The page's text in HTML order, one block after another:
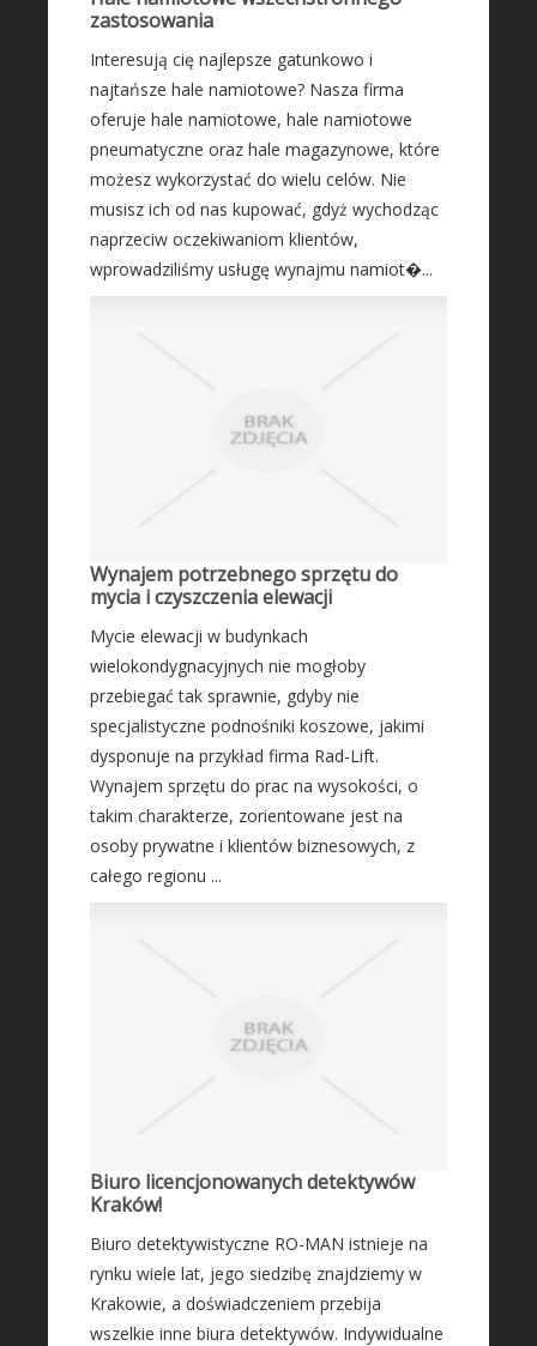
Leczenie
Sprzęt Medyczny
SOFTWARE
Oprogramowanie
Strony Internetowe
KONTAKT
zastosowania
Interesują cię najlepsze gatunkowo i
najtańsze hale namiotowe? Nasza firma
oferuje hale namiotowe, hale namiotowe
pneumatyczne oraz hale magazynowe, które
możesz wykorzystać do wielu celów. Nie
musisz ich od nas kupować, gdyż wychodząc
naprzeciw oczekiwaniom klientów,
wprowadziliśmy usługę wynajmu namiot�...
Wynajem potrzebnego sprzętu do
mycia i czyszczenia elewacji
Mycie elewacji w budynkach
wielokondygnacyjnych nie mogłoby
przebiegać tak sprawnie, gdyby nie
specjalistyczne podnośniki koszowe, jakimi
dysponuje na przykład firma Rad-Lift.
Wynajem sprzętu do prac na wysokości, o
takim charakterze, zorientowane jest na
osoby prywatne i klientów biznesowych, z
całego regionu ...
Biuro licencjonowanych detektywów
Kraków!
Biuro detektywistyczne RO-MAN istnieje na
rynku wiele lat, jego siedzibę znajdziemy w
Krakowie, a doświadczeniem przebija
wszelkie inne biura detektywów. Indywidualne